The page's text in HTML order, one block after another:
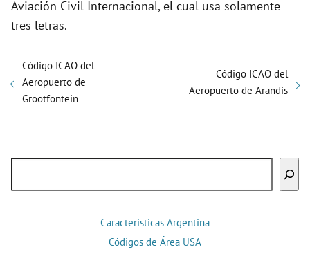
Aviación Civil Internacional, el cual usa solamente
tres letras.
Código ICAO del
Aeropuerto de
Grootfontein
Código ICAO del
Aeropuerto de Arandis
Características Argentina
Códigos de Área USA